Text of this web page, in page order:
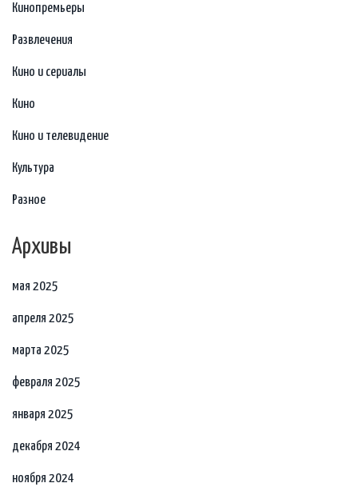
Кинопремьеры
Развлечения
Кино и сериалы
Кино
Кино и телевидение
Культура
Разное
Архивы
мая 2025
апреля 2025
марта 2025
февраля 2025
января 2025
декабря 2024
ноября 2024